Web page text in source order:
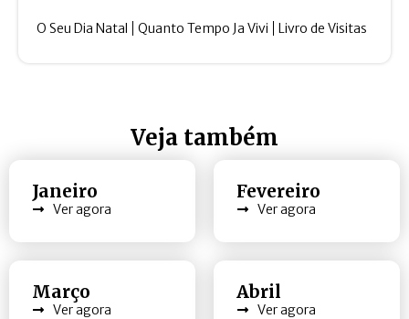
O Seu Dia Natal Quanto Tempo Ja Vivi Livro de Visitas
Veja também
Janeiro
Ver agora
Fevereiro
Ver agora
Março
Ver agora
Abril
Ver agora